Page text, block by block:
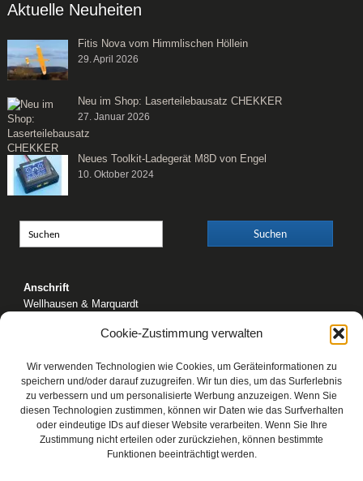
Cookie-Zustimmung verwalten
Wir verwenden Technologien wie Cookies, um Geräteinformationen zu
speichern und/oder darauf zuzugreifen. Wir tun dies, um das Surferlebnis
zu verbessern und um personalisierte Werbung anzuzeigen. Wenn Sie
diesen Technologien zustimmen, können wir Daten wie das Surfverhalten
oder eindeutige IDs auf dieser Website verarbeiten. Wenn Sie Ihre
Zustimmung nicht erteilen oder zurückziehen, können bestimmte
Funktionen beeinträchtigt werden.
Aktuelle Neuheiten
Fitis Nova vom Himmlischen Höllein
29. April 2026
Neu im Shop: Laserteilebausatz CHEKKER
27. Januar 2026
Neues Toolkit-Ladegerät M8D von Engel
10. Oktober 2024
Anschrift
Wellhausen & Marquardt
Mundsburger Damm 6
Kontakt
Telefon: 0 40 / 42 91 77-0
E-Mail:post@wm-medien.de
Web:www.wm-medien.de